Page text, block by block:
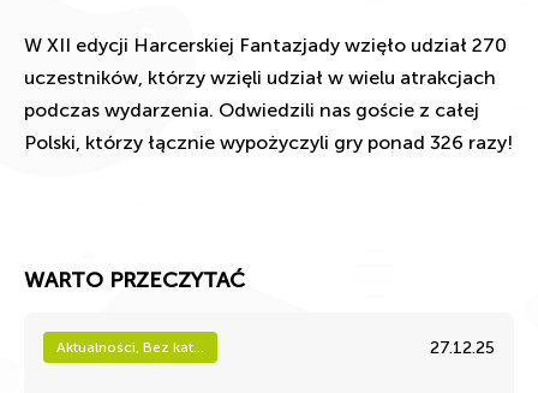
W XII edycji Harcerskiej Fantazjady wzięło udział 270
uczestników, którzy wzięli udział w wielu atrakcjach
podczas wydarzenia. Odwiedzili nas goście z całej
Polski, którzy łącznie wypożyczyli gry ponad 326 razy!
WARTO PRZECZYTAĆ
Aktualności, Bez kat... 27.12.25